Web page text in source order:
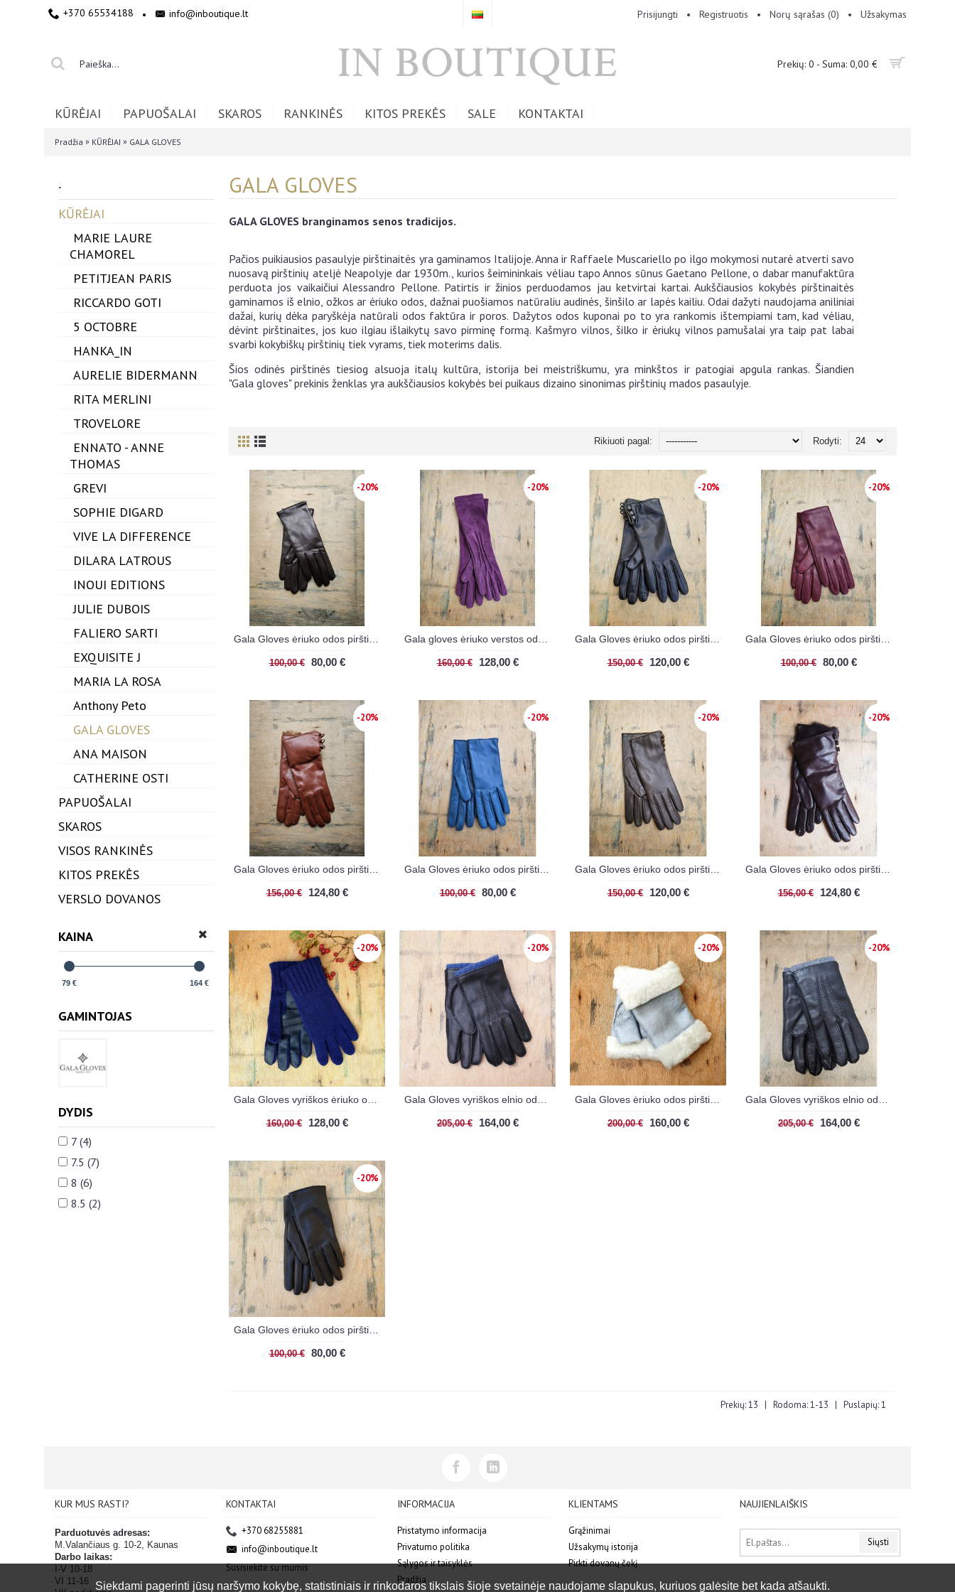
Siekdami pagerinti jūsų naršymo kokybę, statistiniais ir rinkodaros tikslais šioje svetainėje naudojame slapukus, kuriuos galėsite bet kada atšaukti.
+370 65534188 • info@inboutique.lt Prisijungti • Registruotis • Norų sąrašas (0) • Užsakymas
Prekių: 0 - Suma: 0,00 €
KŪRĖJAI PAPUOŠALAI SKAROS RANKINĖS KITOS PREKĖS SALE KONTAKTAI
Pradžia » KŪRĖJAI » GALA GLOVES
.
KŪRĖJAI
MARIE LAURE
CHAMOREL
PETITJEAN PARIS
RICCARDO GOTI
5 OCTOBRE
HANKA_IN
AURELIE BIDERMANN
RITA MERLINI
TROVELORE
ENNATO - ANNE
THOMAS
GREVI
SOPHIE DIGARD
VIVE LA DIFFERENCE
DILARA LATROUS
INOUI EDITIONS
JULIE DUBOIS
FALIERO SARTI
EXQUISITE J
MARIA LA ROSA
Anthony Peto
GALA GLOVES
ANA MAISON
CATHERINE OSTI
PAPUOŠALAI
SKAROS
VISOS RANKINĖS
KITOS PREKĖS
VERSLO DOVANOS
KAINA
79 € 164 €
GAMINTOJAS
DYDIS
7 (4)
7.5 (7)
8 (6)
8.5 (2)
GALA GLOVES
GALA GLOVES branginamos senos tradicijos.
​Pačios puikiausios pasaulyje pirštinaitės yra gaminamos Italijoje. Anna ir Raffaele Muscariello po ilgo mokymosi nutarė atverti savo
nuosavą pirštinių ateljė Neapolyje dar 1930m., kurios šeimininkais vėliau tapo Annos sūnus Gaetano Pellone, o dabar manufaktūra
perduota jos vaikaičiui Alessandro Pellone. Patirtis ir žinios perduodamos jau ketvirtai kartai. Aukščiausios kokybės pirštinaitės
gaminamos iš elnio, ožkos ar ėriuko odos, dažnai puošiamos natūraliu audinės, šinšilo ar lapės kailiu. Odai dažyti naudojama aniliniai
dažai, kurių dėka paryškėja natūrali odos faktūra ir poros. Dažytos odos kuponai po to yra rankomis ištempiami tam, kad vėliau,
dėvint pirštinaites, jos kuo ilgiau išlaikytų savo pirminę formą. Kašmyro vilnos, šilko ir ėriukų vilnos pamušalai yra taip pat labai
svarbi kokybiškų pirštinių tiek vyrams, tiek moterims dalis.
​Šios odinės pirštinės tiesiog alsuoja italų kultūra, istorija bei meistriškumu, yra minkštos ir patogiai apgula rankas. Šiandien
"Gala gloves" prekinis ženklas yra aukščiausios kokybės bei puikaus dizaino sinonimas pirštinių mados pasaulyje.
Rodyti:
Rikiuoti pagal:
-20%
100,00 € 80,00 €
-20%
160,00 € 128,00 €
-20%
150,00 € 120,00 €
-20%
100,00 € 80,00 €
-20%
156,00 € 124,80 €
-20%
100,00 € 80,00 €
-20%
150,00 € 120,00 €
-20%
156,00 € 124,80 €
-20%
160,00 € 128,00 €
-20%
205,00 € 164,00 €
-20%
200,00 € 160,00 €
-20%
205,00 € 164,00 €
-20%
100,00 € 80,00 €
Prekių: 13 | Rodoma: 1-13 | Puslapių: 1
KUR MUS RASTI?
Parduotuvės adresas:
M.Valančiaus g. 10-2, Kaunas
Darbo laikas:
I-V 10-18
VI 11-16
KONTAKTAI
+370 68255881
info@inboutique.lt
Susisiekite su mumis
INFORMACIJA
Pristatymo informacija
Privatumo politika
Sąlygos ir taisyklės
Pradžia
KLIENTAMS
Grąžinimai
Užsakymų istorija
Pirkti dovanų čekį
NAUJIENLAIŠKIS
Siųsti